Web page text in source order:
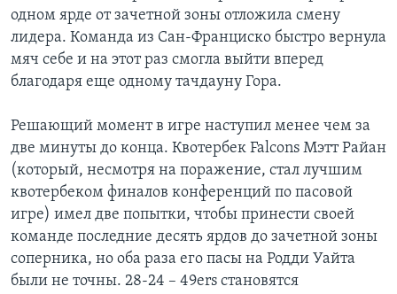
одном ярде от зачетной зоны отложила смену
лидера. Команда из Сан-Франциско быстро вернула
мяч себе и на этот раз смогла выйти вперед
благодаря еще одному тачдауну Гора.
Решающий момент в игре наступил менее чем за
две минуты до конца. Квотербек Falcons Мэтт Райан
(который, несмотря на поражение, стал лучшим
квотербеком финалов конференций по пасовой
игре) имел две попытки, чтобы принести своей
команде последние десять ярдов до зачетной зоны
соперника, но оба раза его пасы на Родди Уайта
были не точны. 28-24 – 49ers становятся